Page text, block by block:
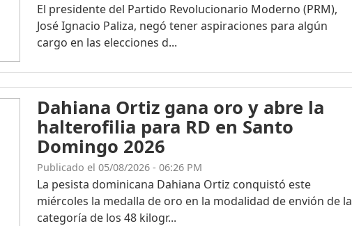
El presidente del Partido Revolucionario Moderno (PRM),
José Ignacio Paliza, negó tener aspiraciones para algún
cargo en las elecciones d...
Dahiana Ortiz gana oro y abre la
halterofilia para RD en Santo
Domingo 2026
Publicado el 05/08/2026 - 06:26 PM
La pesista dominicana Dahiana Ortiz conquistó este
miércoles la medalla de oro en la modalidad de envión de la
categoría de los 48 kilogr...